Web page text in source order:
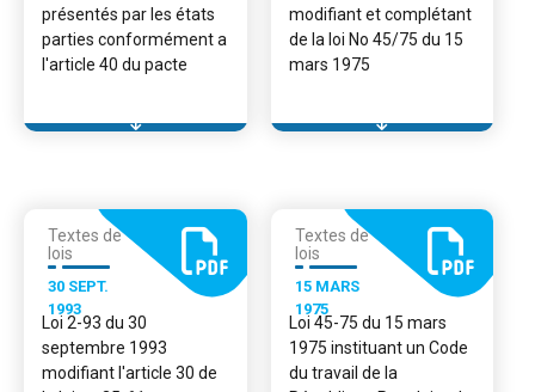
présentés par les états
parties conformément a
l'article 40 du pacte
modifiant et complétant
de la loi No 45/75 du 15
mars 1975
Textes de
lois
30 SEPT.
1993
Loi 2-93 du 30
septembre 1993
modifiant l'article 30 de
Textes de
lois
15 MARS
1975
Loi 45-75 du 15 mars
1975 instituant un Code
du travail de la